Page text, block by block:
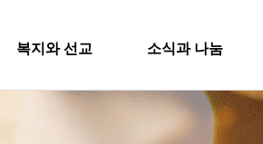
복지와 선교 소식과 나눔
복지와 선교